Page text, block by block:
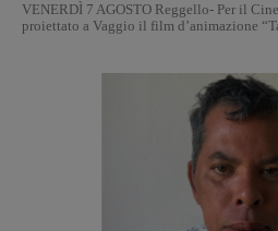
VENERDÌ 7 AGOSTO Reggello- Per il
proiettato a Vaggio il film d’animazione